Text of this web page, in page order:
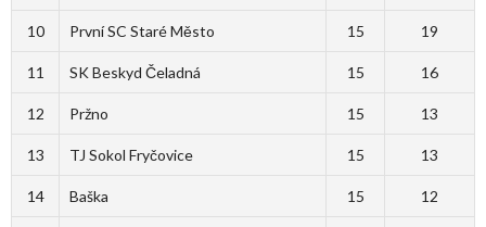
10 První SC Staré Město 15 19
11 SK Beskyd Čeladná 15 16
12 Pržno 15 13
13 TJ Sokol Fryčovice 15 13
14 Baška 15 12